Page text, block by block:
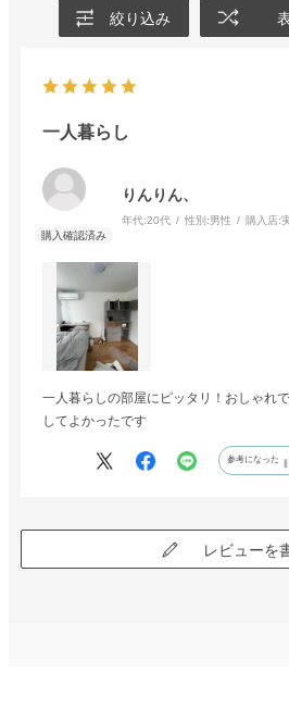
絞り込み
一人暮らし
りんりん、
年代:20代 性別:男性 購入店:
一人暮らしの部屋にピッタリ！おしゃれ
してよかったです
参考になった
レビューを